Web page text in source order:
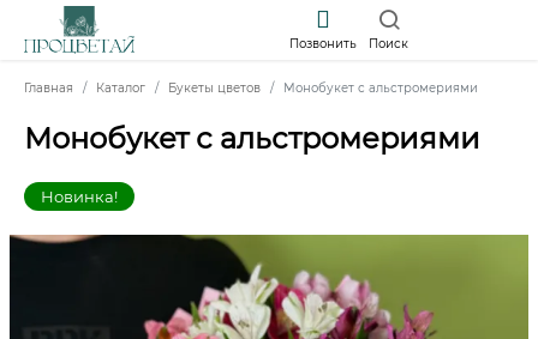
Позвонить Поиск
Главная Каталог Букеты цветов Монобукет с альстромериями
Монобукет с альстромериями
Новинка!